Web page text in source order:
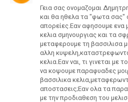
Γεια σας ονομαζομαι
και θα ηθελα τα "φωτα σας"
απορείες.Εαν αφησουμε ενα
κελια σμηνουργιας και τα
μεταφερουμε τη βασσιλισα
αλλη
κελια.Εαν ναι, τι γινεται με
να κοψουμε παραφυαδες
βασσιλικα
αποστασεις;Εαν ολα τα
με την προδιαθεση του